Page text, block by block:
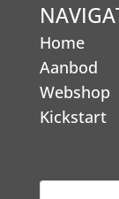
Home
Aanbod
Webshop
Kickstart